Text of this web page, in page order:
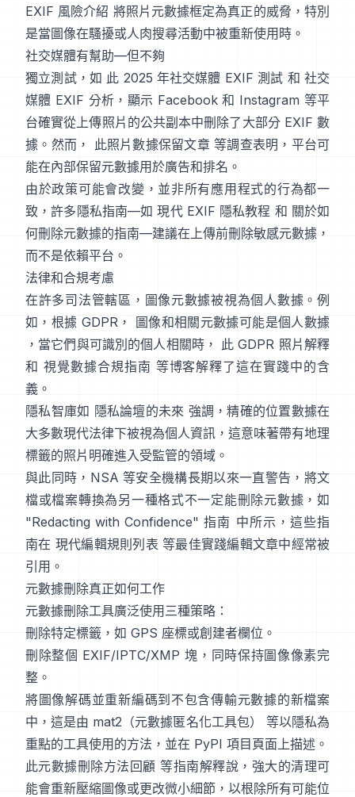
EXIF 風險介紹 將照片元數據框定為真正的威脅，特別
是當圖像在騷擾或人肉搜尋活動中被重新使用時。
社交媒體有幫助—但不夠
獨立測試，如 此 2025 年社交媒體 EXIF 測試 和 社交
媒體 EXIF 分析 ，顯示 Facebook 和 Instagram 等平
台確實從上傳照片的公共副本中刪除了大部分 EXIF 數
據。然而，
此照片數據保留文章 等調查表明，平台可
能在內部保留元數據用於廣告和排名。
由於政策可能會改變，並非所有應用程式的行為都一
致，許多隱私指南—如 現代 EXIF 隱私教程 和 關於如
何刪除元數據的指南—建議在上傳前刪除敏感元數據，
而不是依賴平台。
法律和合規考慮
在許多司法管轄區，圖像元數據被視為個人數據。例
如，根據 GDPR，
圖像和相關元數據可能是個人數據
，當它們與可識別的個人相關時，
此 GDPR 照片解釋
和 視覺數據合規指南 等博客解釋了這在實踐中的含
義。
隱私智庫如 隱私論壇的未來 強調，精確的位置數據在
大多數現代法律下被視為個人資訊，這意味著帶有地理
標籤的照片明確進入受監管的領域。
與此同時，NSA 等安全機構長期以來一直警告，將文
檔或檔案轉換為另一種格式不一定能刪除元數據，如
"Redacting with Confidence" 指南 中所示，這些指
南在 現代編輯規則列表 等最佳實踐編輯文章中經常被
引用。
元數據刪除真正如何工作
元數據刪除工具廣泛使用三種策略：
刪除特定標籤，如 GPS 座標或創建者欄位。
刪除整個 EXIF/IPTC/XMP 塊，同時保持圖像像素完
整。
將圖像解碼並重新編碼到不包含傳輸元數據的新檔案
中，這是由 mat2（元數據匿名化工具包）
等以隱私為
重點的工具使用的方法，並在 PyPI 項目頁面 上描述。
此元數據刪除方法回顧 等指南解釋說，強大的清理可
能會重新壓縮圖像或更改微小細節，以根除所有可能位